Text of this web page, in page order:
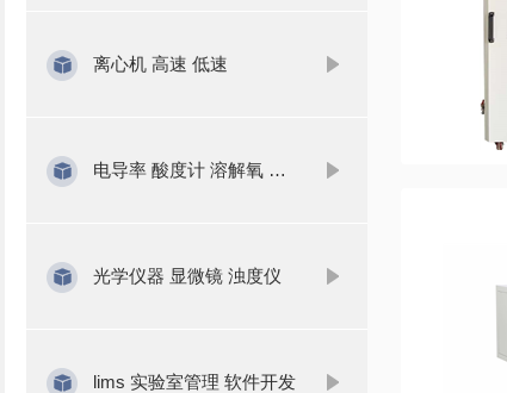
离心机 高速 低速
电导率 酸度计 溶解氧 氨氮
光学仪器 显微镜 浊度仪
lims 实验室管理 软件开发